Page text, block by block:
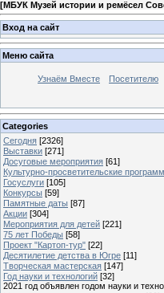
[МБУК Музей истории и ремёсел
Вход на сайт
Меню сайта
Узнаём Вместе Посетителю
Categories
Сегодня [2326]
Выставки [271]
Досуговые мероприятия [61]
Культурно-просветительские
Госуслуги [105]
Конкурсы [59]
Памятные даты [87]
Акции [304]
Мероприятия для детей [221]
75 лет Победы [58]
Проект "Картоп-тур" [22]
Десятилетие детства в Югре [11]
Творческая мастерская [147]
Год науки и технологий [32]
2021 год объявлен годом науки и